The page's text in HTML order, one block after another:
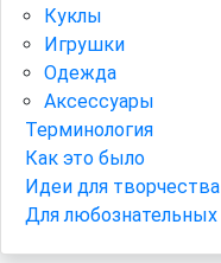
Куклы
Игрушки
Одежда
Аксессуары
Терминология
Как это было
Идеи для творчества
Для любознательных